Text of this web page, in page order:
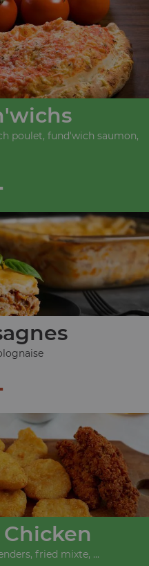
poulet, fund'wich saumon,
fried mixte, ...